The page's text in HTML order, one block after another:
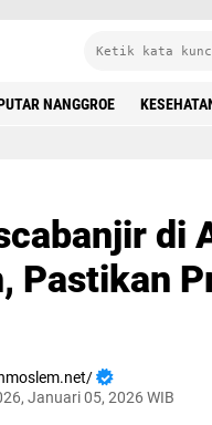
NANGGROE
di
Pastikan
Januari 05, 2026 WIB